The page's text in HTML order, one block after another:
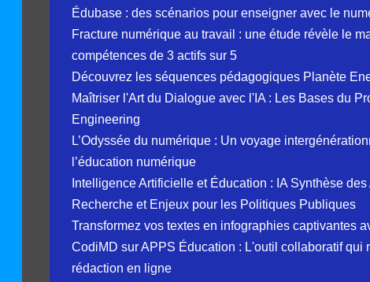
Édubase : des scénarios pour enseigner avec le
Fracture numérique au travail : une étude révèle le
compétences de 3 actifs sur 5
Découvrez les séquences pédagogiques Planète
Maîtriser l'Art du Dialogue avec l'IA : Les Bases du
Engineering
L’Odyssée du numérique : Un voyage
l’éducation numérique
Intelligence Artificielle et Éducation : IA Synthèse
Recherche et Enjeux pour les Politiques Publiques
Transformez vos textes en infographies captivantes
CodiMD sur APPS Éducation : L'outil collaboratif qui
rédaction en ligne